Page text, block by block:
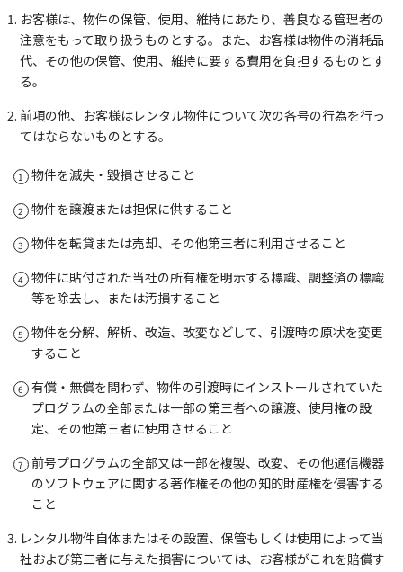
お客様は、物件の保管、使用、維持にあたり、善良なる管理者の
注意をもって取り扱うものとする。また、お客様は物件の消耗品
代、その他の保管、使用、維持に要する費用を負担するものとす
る。
前項の他、お客様はレンタル物件について次の各号の行為を行っ
てはならないものとする。
物件を滅失・毀損させること
物件を譲渡または担保に供すること
物件を転貸または売却、その他第三者に利用させること
物件に貼付された当社の所有権を明示する標識、調整済の標識
等を除去し、または汚損すること
物件を分解、解析、改造、改変などして、引渡時の原状を変更
すること
有償・無償を問わず、物件の引渡時にインストールされていた
プログラムの全部または一部の第三者への譲渡、使用権の設
定、その他第三者に使用させること
前号プログラムの全部又は一部を複製、改変、その他通信機器
のソフトウェアに関する著作権その他の知的財産権を侵害する
こと
レンタル物件自体またはその設置、保管もしくは使用によって当
社および第三者に与えた損害については、お客様がこれを賠償す